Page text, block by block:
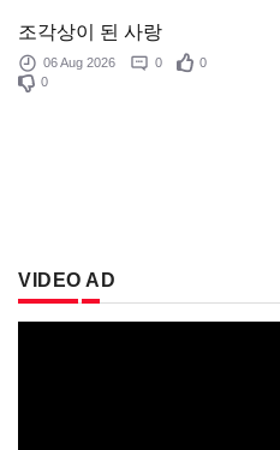
조각상이 된 사랑
06 Aug 2026 0
0
0
VIDEO AD